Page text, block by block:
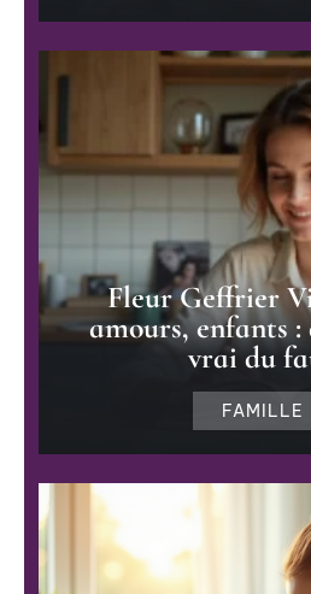
Fleur Geffrier
amours, enfants :
vrai du
FAMILLE